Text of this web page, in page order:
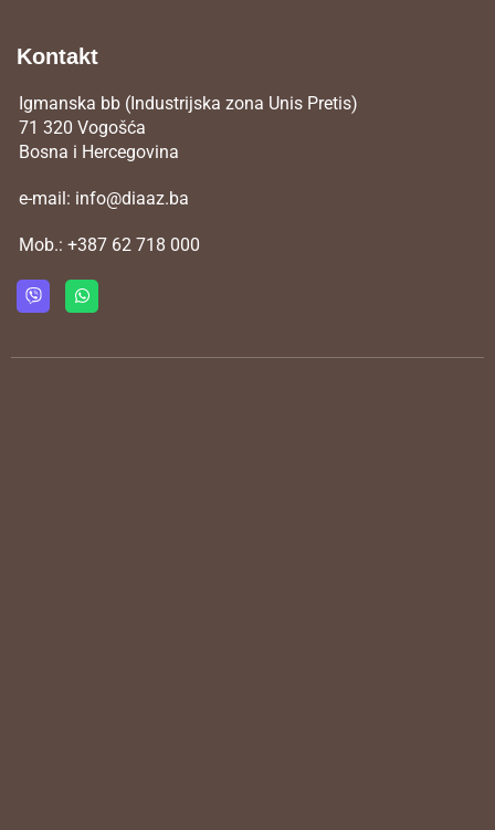
Kontakt
Igmanska bb (Industrijska zona Unis Pretis)
71 320 Vogošća
Bosna i Hercegovina
e-mail: info@diaaz.ba
Mob.: +387 62 718 000